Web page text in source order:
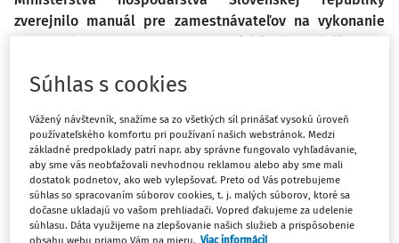
zverejnilo manuál pre zamestnávateľov na vykonanie
testovania zamestnancov v prevádzkach podnikov na
od budúceho týždňa už len zamestnanci, ktorí sú
Ide o opatrenie, ktoré sa rozhodla vláda prijať dočasne na
zníženie šírenia ochorenia COVID-19. Nové pravidlá by
mali platiť do konca roka, či nebudú platiť dlhšie závisí od
vývoja pandemickej situácie na Slovensku.
Súhlas s cookies
Vážený návštevník, snažíme sa zo všetkých síl prinášať vysokú úroveň
používateľského komfortu pri používaní našich webstránok. Medzi
základné predpoklady patrí napr. aby správne fungovalo vyhľadávanie,
aby sme vás neobťažovali nevhodnou reklamou alebo aby sme mali
dostatok podnetov, ako web vylepšovať. Preto od Vás potrebujeme
súhlas so spracovaním súborov cookies, t. j. malých súborov, ktoré sa
dočasne ukladajú vo vašom prehliadači. Vopred ďakujeme za udelenie
súhlasu. Dáta využijeme na zlepšovanie našich služieb a prispôsobenie